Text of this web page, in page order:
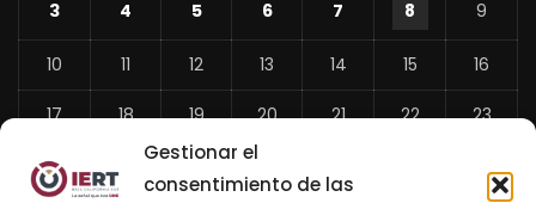
Gestionar el
consentimiento de las
3 4 5 6 7 8 9
10 11 12 13 14 15 16
17 18 19 20 21 22 23
24 26 27